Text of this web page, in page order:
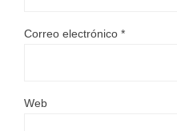
Correo electrónico *
Web